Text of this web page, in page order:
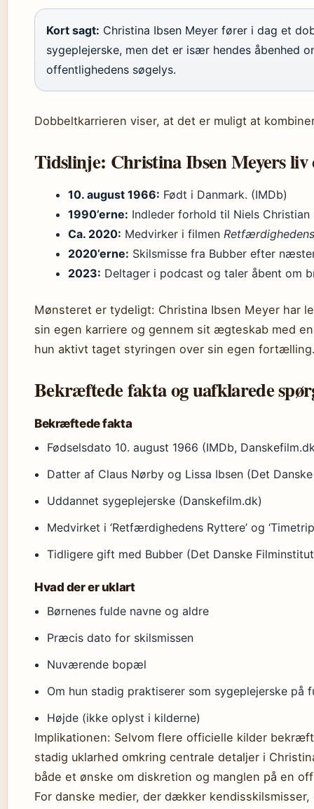
Kort sagt: Christina Ibsen Meyer fører i dag et
sygeplejerske, men det er især hendes åbenhed
offentlighedens søgelys.
Dobbeltkarrieren viser, at det er muligt at
Tidslinje: Christina Ibsen Meyers
10. august 1966: Født i Danmark. (IMDb)
1990’erne: Indleder forhold til Niels Christian
Ca. 2020: Medvirker i filmen
2020’erne: Skilsmisse fra Bubber efter
2023: Deltager i podcast og taler åbent om
Mønsteret er tydeligt: Christina Ibsen Meyer har
sin egen karriere og gennem sit ægteskab med
hun aktivt taget styringen over sin egen
Bekræftede fakta og uafklarede
Bekræftede fakta
Fødselsdato 10. august 1966 (IMDb,
Datter af Claus Nørby og Lissa Ibsen (Det
Uddannet sygeplejerske (Danskefilm.dk)
Medvirket i ‘Retfærdighedens Ryttere’ og
Tidligere gift med Bubber (Det Danske
Hvad der er uklart
Børnenes fulde navne og aldre
Præcis dato for skilsmissen
Nuværende bopæl
Om hun stadig praktiserer som sygeplejerske på
Højde (ikke oplyst i kilderne)
Implikationen: Selvom flere officielle kilder
stadig uklarhed omkring centrale detaljer i
både et ønske om diskretion og manglen på en
For danske medier, der dækker